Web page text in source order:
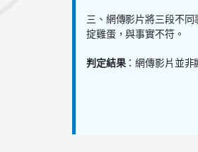
三、網傳影片將三段不
掟雞蛋，與事實不符。
判定結果：網傳影片並非